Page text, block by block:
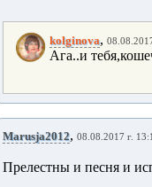
kolginova,
Ага..и
Marusja2012, 08.08.2017 г.
Прелестны и песня и